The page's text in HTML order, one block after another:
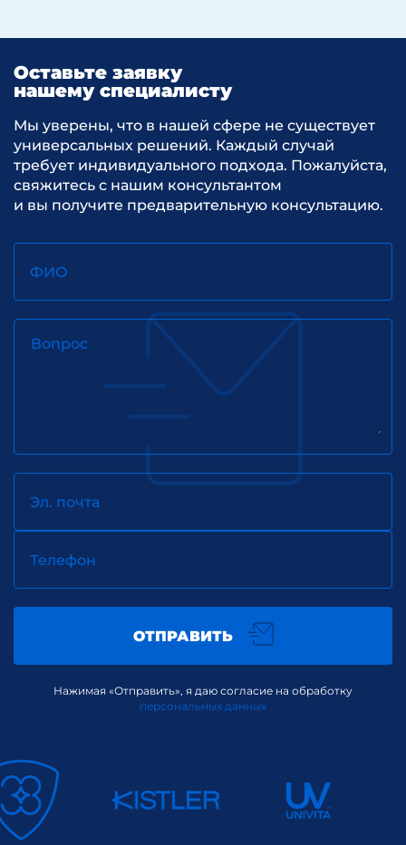
Оставьте заявку
нашему специалисту
Мы уверены, что в нашей сфере не существует
универсальных решений. Каждый случай
требует индивидуального подхода. Пожалуйста,
свяжитесь с нашим консультантом
и вы получите предварительную консультацию.
ФИО
Вопрос
Эл. почта
Телефон
ОТПРАВИТЬ
Нажимая «Отправить», я даю согласие на обработку
персональных данных